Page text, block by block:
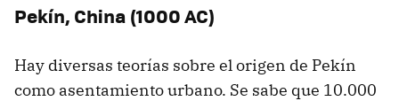
Pekín, China (1000 AC)
Hay diversas teorías sobre el origen de Pekín
como asentamiento urbano. Se sabe que 10.000